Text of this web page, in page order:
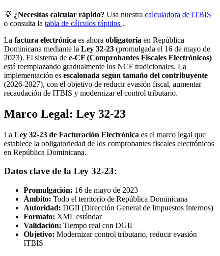
💡 ¿Necesitas calcular rápido? Usa nuestra calculadora de ITBIS
o consulta la tabla de cálculos rápidos .
La factura electrónica es ahora obligatoria en República
Dominicana mediante la Ley 32-23 (promulgada el 16 de mayo de
2023). El sistema de e-CF (Comprobantes Fiscales Electrónicos)
está reemplazando gradualmente los NCF tradicionales. La
implementación es escalonada según tamaño del contribuyente
(2026-2027), con el objetivo de reducir evasión fiscal, aumentar
recaudación de ITBIS y modernizar el control tributario.
Marco Legal: Ley 32-23
La Ley 32-23 de Facturación Electrónica es el marco legal que
establece la obligatoriedad de los comprobantes fiscales electrónicos
en República Dominicana.
Datos clave de la Ley 32-23:
Promulgación: 16 de mayo de 2023
Ámbito: Todo el territorio de República Dominicana
Autoridad: DGII (Dirección General de Impuestos Internos)
Formato: XML estándar
Validación: Tiempo real con DGII
Objetivo: Modernizar control tributario, reducir evasión
ITBIS